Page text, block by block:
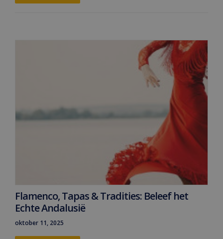
Flamenco, Tapas & Tradities: Beleef het
Echte Andalusië
oktober 11, 2025